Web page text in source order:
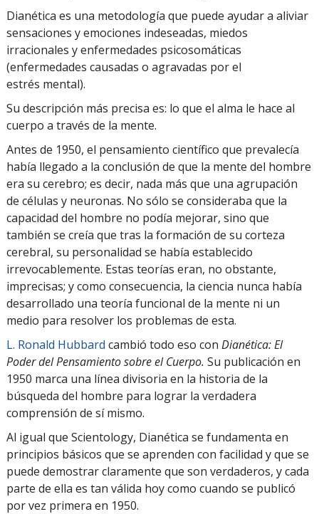
Dianética es una metodología que puede ayudar a aliviar
sensaciones y emociones indeseadas, miedos
irracionales y enfermedades psicosomáticas
(enfermedades causadas o agravadas por el
estrés mental).
Su descripción más precisa es: lo que el alma le hace al
cuerpo a través de la mente.
Antes de 1950, el pensamiento científico que prevalecía
había llegado a la conclusión de que la mente del hombre
era su cerebro; es decir, nada más que una agrupación
de células y neuronas. No sólo se consideraba que la
capacidad del hombre no podía mejorar, sino que
también se creía que tras la formación de su corteza
cerebral, su personalidad se había establecido
irrevocablemente. Estas teorías eran, no obstante,
imprecisas; y como consecuencia, la ciencia nunca había
desarrollado una teoría funcional de la mente ni un
medio para resolver los problemas de esta.
L. Ronald Hubbard cambió todo eso con Dianética: El
Poder del Pensamiento sobre el Cuerpo. Su publicación en
1950 marca una línea divisoria en la historia de la
búsqueda del hombre para lograr la verdadera
comprensión de sí mismo.
Al igual que Scientology, Dianética se fundamenta en
principios básicos que se aprenden con facilidad y que se
puede demostrar claramente que son verdaderos, y cada
parte de ella es tan válida hoy como cuando se publicó
por vez primera en 1950.